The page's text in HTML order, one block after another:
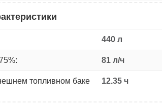
440 л
81 л/ч
топливном баке
12.35 ч